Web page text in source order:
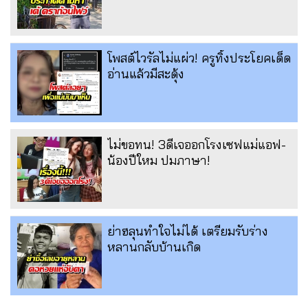
โพสต์ไวรัลไม่แผ่ว! ครูทิ้งประโยคเด็ด
อ่านแล้วมีสะดุ้ง
ไม่ขอทน! 3ดีเจออกโรงเซฟแม่แอฟ-
น้องปีใหม ปมภาษา!
ย่าฮลุนทำใจไม่ได้ เตรียมรับร่าง
หลานกลับบ้านเกิด